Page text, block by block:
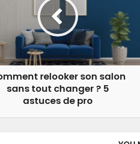
relooker son salon
sans tout changer ? 5
astuces de pro